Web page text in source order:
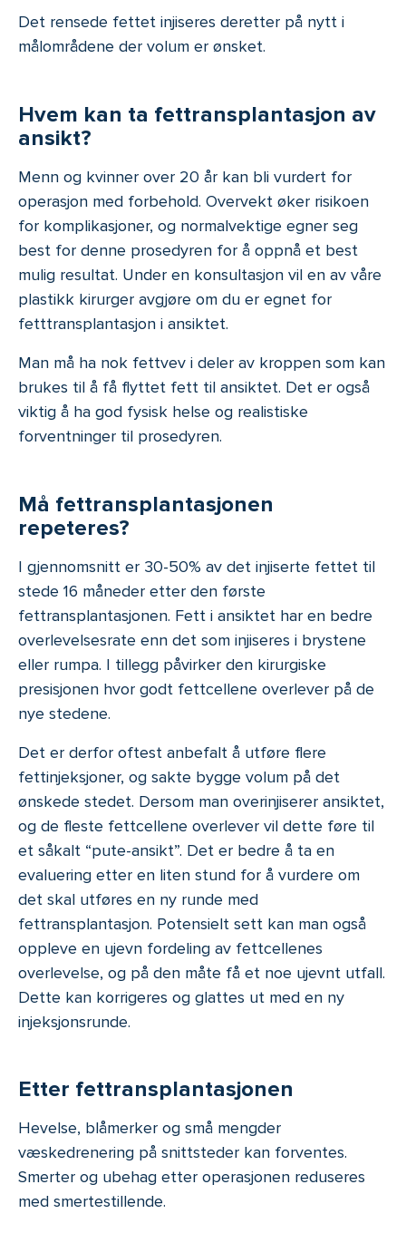
Det rensede fettet injiseres deretter på nytt i
målområdene der volum er ønsket.
Hvem kan ta fettransplantasjon av
ansikt?
Menn og kvinner over 20 år kan bli vurdert for
operasjon med forbehold. Overvekt øker risikoen
for komplikasjoner, og normalvektige egner seg
best for denne prosedyren for å oppnå et best
mulig resultat. Under en konsultasjon vil en av våre
plastikk kirurger avgjøre om du er egnet for
fetttransplantasjon i ansiktet.
Man må ha nok fettvev i deler av kroppen som kan
brukes til å få flyttet fett til ansiktet. Det er også
viktig å ha god fysisk helse og realistiske
forventninger til prosedyren.
Må fettransplantasjonen
repeteres?
I gjennomsnitt er 30-50% av det injiserte fettet til
stede 16 måneder etter den første
fettransplantasjonen. Fett i ansiktet har en bedre
overlevelsesrate enn det som injiseres i brystene
eller rumpa. I tillegg påvirker den kirurgiske
presisjonen hvor godt fettcellene overlever på de
nye stedene.
Det er derfor oftest anbefalt å utføre flere
fettinjeksjoner, og sakte bygge volum på det
ønskede stedet. Dersom man overinjiserer ansiktet,
og de fleste fettcellene overlever vil dette føre til
et såkalt “pute-ansikt”. Det er bedre å ta en
evaluering etter en liten stund for å vurdere om
det skal utføres en ny runde med
fettransplantasjon. Potensielt sett kan man også
oppleve en ujevn fordeling av fettcellenes
overlevelse, og på den måte få et noe ujevnt utfall.
Dette kan korrigeres og glattes ut med en ny
injeksjonsrunde.
Etter fettransplantasjonen
Hevelse, blåmerker og små mengder
væskedrenering på snittsteder kan forventes.
Smerter og ubehag etter operasjonen reduseres
med smertestillende.